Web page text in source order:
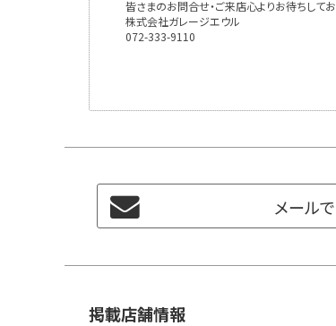
皆さまのお問合せ・ご来店心よりお待ちしてお
株式会社ガレージエウル
072-333-9110
メール
掲載店舗情報